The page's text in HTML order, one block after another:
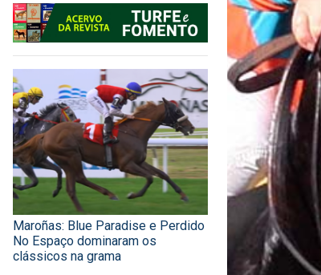
Maroñas: Blue Paradise e Perdido
No Espaço dominaram os
clássicos na grama